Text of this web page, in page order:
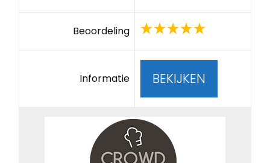
Beoordeling
Informatie BEKIJKEN